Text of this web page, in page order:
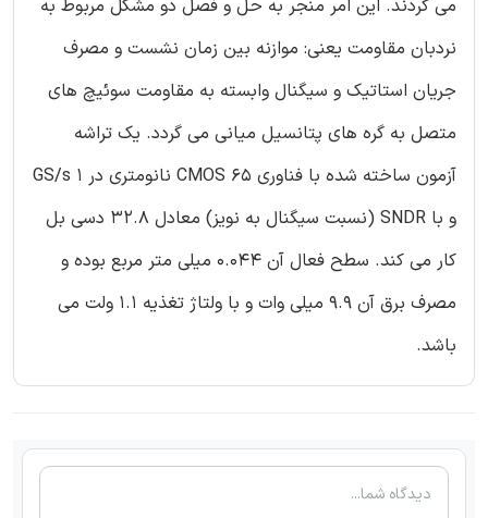
می گردند. این امر منجر به حل و فصل دو مشکل مربوط به
نردبان مقاومت یعنی: موازنه بین زمان نشست و مصرف
جریان استاتیک و سیگنال وابسته به مقاومت سوئیچ های
متصل به گره های پتانسیل میانی می گردد. یک تراشه
آزمون ساخته شده با فناوری CMOS 65 نانومتری در GS/s 1
و با SNDR (نسبت سیگنال به نویز) معادل 32.8 دسی بل
کار می کند. سطح فعال آن 0.044 میلی متر مربع بوده و
مصرف برق آن 9.9 میلی وات و با ولتاژ تغذیه 1.1 ولت می
باشد.